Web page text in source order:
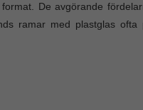
De avgörande
ramar med plastglas ofta